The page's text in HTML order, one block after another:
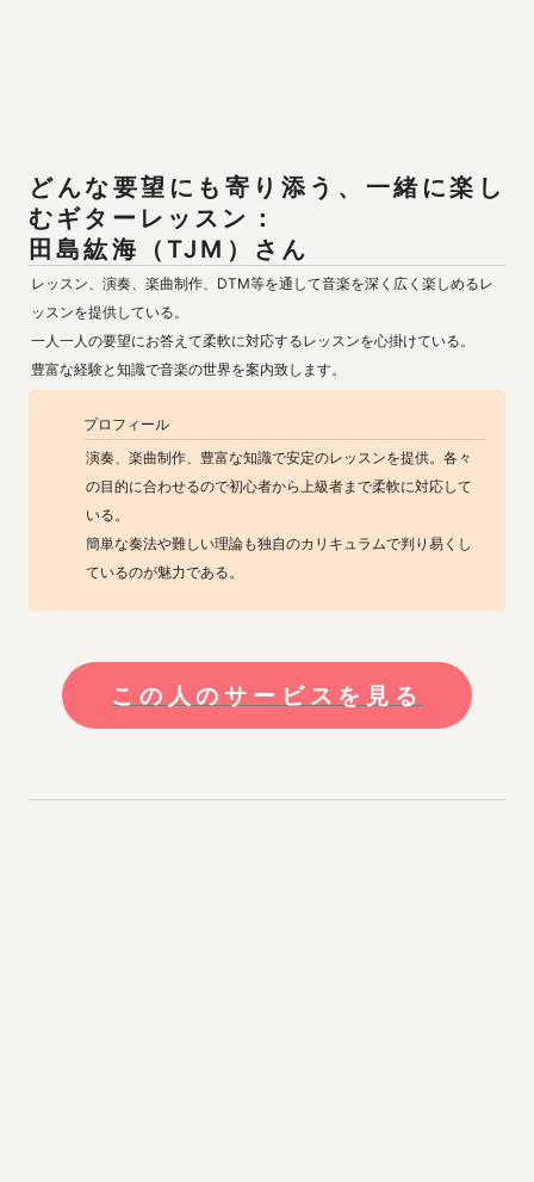
どんな要望にも寄り添う、一緒に楽し
田島紘海（TJM） さん
レッスン、演奏、楽曲制作、DTM等を通して音楽を深く広く楽しめるレ
ッスンを提供している。
一人一人の要望にお答えて柔軟に対応するレッスンを心掛けている。
豊富な経験と知識で音楽の世界を案内致します。
プロフィール
演奏、楽曲制作、豊富な知識で安定のレッスンを提供。各々
の目的に合わせるので初心者から上級者まで柔軟に対応して
いる。
簡単な奏法や難しい理論も独自のカリキュラムで判り易くし
ているのが魅力である。
この人のサービスを見る